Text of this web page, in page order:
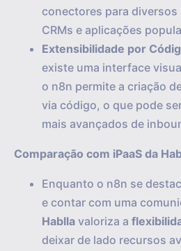
conectores para
CRMs e aplicações
Extensibilidade por
existe uma interface
o n8n permite a criação
via código, o que pode
mais avançados de
Comparação com iPaaS da
Enquanto o n8n se
e contar com uma
Hablla valoriza a
deixar de lado recursos